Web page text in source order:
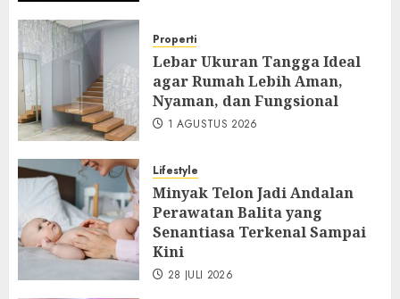
Properti
Lebar Ukuran Tangga Ideal
agar Rumah Lebih Aman,
Nyaman, dan Fungsional
1 AGUSTUS 2026
Lifestyle
Minyak Telon Jadi Andalan
Perawatan Balita yang
Senantiasa Terkenal Sampai
Kini
28 JULI 2026